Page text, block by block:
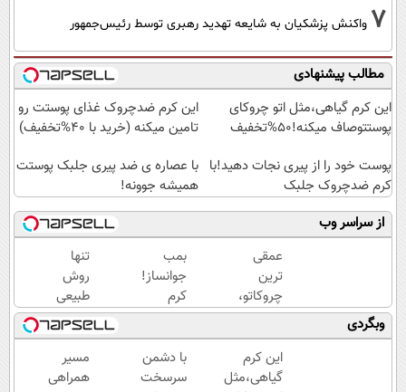
7 واکنش پزشکیان به شایعه تهدید رهبری توسط رئیس‌جمهور
مطالب پیشنهادی
این کرم گیاهی،مثل اتو چروکای
پوستتوصاف میکنه!50%تخفیف
این کرم ضدچروک غذای پوستت رو
تامین میکنه (خرید با 40%تخفیف)
پوست خود را از پیری نجات دهید!با
کرم ضدچروک جلبک
با عصاره ی ضد پیری جلبک پوستت
همیشه جوونه!
از سراسر وب
عمقی
ترین
چروکاتو،
با این
کرم
جوانساز،
صاف
بمب
جوانساز!
کرم
بوتاکس
جلبک
اسپیرولینا50%تخفیف
تنها
روش
طبیعی
که
پوستت
رو
بصورت
وبگردی
این کرم
گیاهی،مثل
با دشمن
سرسخت
مسیر
همراهی